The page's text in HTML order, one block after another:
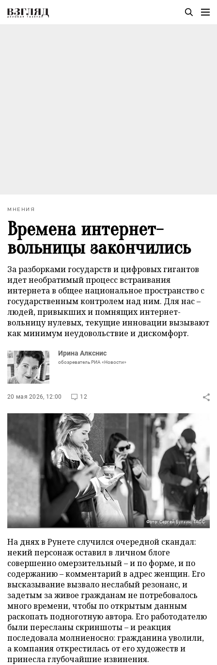
МНЕНИЯ
Времена интернет-
вольницы закончились
За разборками государств и цифровых гигантов
идет необратимый процесс встраивания
интернета в общее национальное пространство с
государственным контролем над ним. Для нас –
людей, привыкших и помнящих интернет-
вольницу нулевых, текущие инновации вызывают
как минимум неудовольствие и дискомфорт.
Ирина Алкснис
обозреватель РИА «Новости»
20 мая 2026, 12:00 12
Фото: Сергей Булкин/ТАСС
На днях в Рунете случился очередной скандал:
некий персонаж оставил в личном блоге
совершенно омерзительный – и по форме, и по
содержанию – комментарий в адрес женщин. Его
высказывание вызвало неслабый резонанс, и
задетым за живое гражданам не потребовалось
много времени, чтобы по открытым данным
раскопать подноготную автора. Его работодателю
были пересланы скриншоты – и реакция
последовала молниеносно: гражданина уволили,
а компания открестилась от его художеств и
принесла глубочайшие извинения.